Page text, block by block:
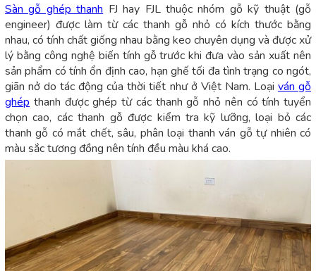
Sàn gỗ ghép thanh FJ hay FJL thuộc nhóm gỗ kỹ thuật (gỗ
engineer) được làm từ các thanh gỗ nhỏ có kích thước bằng
nhau, có tính chất giống nhau bằng keo chuyên dụng và được xử
lý bằng công nghệ biến tính gỗ trước khi đưa vào sản xuất nên
sản phẩm có tính ổn định cao, hạn ghế tối đa tình trạng co ngót,
giãn nở do tác động của thời tiết như ở Việt Nam. Loại ván gỗ
ghép thanh được ghép từ các thanh gỗ nhỏ nên có tính tuyển
chọn cao, các thanh gỗ được kiểm tra kỹ lưỡng, loại bỏ các
thanh gỗ có mắt chết, sâu, phân loại thanh ván gỗ tự nhiên có
màu sắc tương đồng nên tính đều màu khá cao.